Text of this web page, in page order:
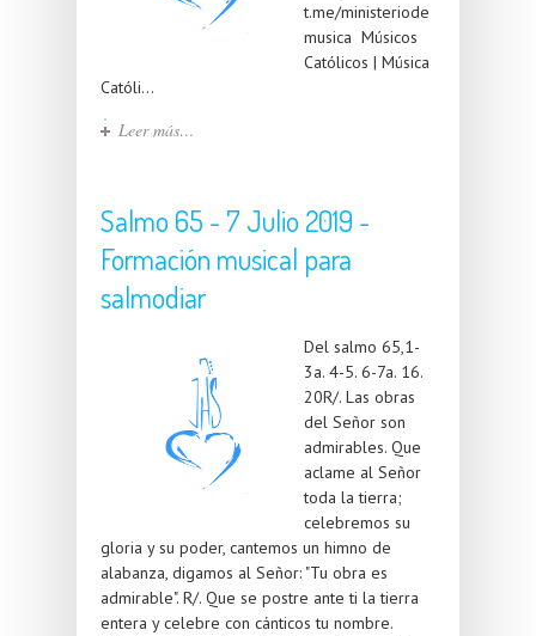
t.me/ministeriode
musica Músicos
Católicos | Música
Católi...
Leer más…
Salmo 65 - 7 Julio 2019 -
Formación musical para
salmodiar
Del salmo 65,1-
3a. 4-5. 6-7a. 16.
20R/. Las obras
del Señor son
admirables. Que
aclame al Señor
toda la tierra;
celebremos su
gloria y su poder, cantemos un himno de
alabanza, digamos al Señor: "Tu obra es
admirable". R/. Que se postre ante ti la tierra
entera y celebre con cánticos tu nombre.